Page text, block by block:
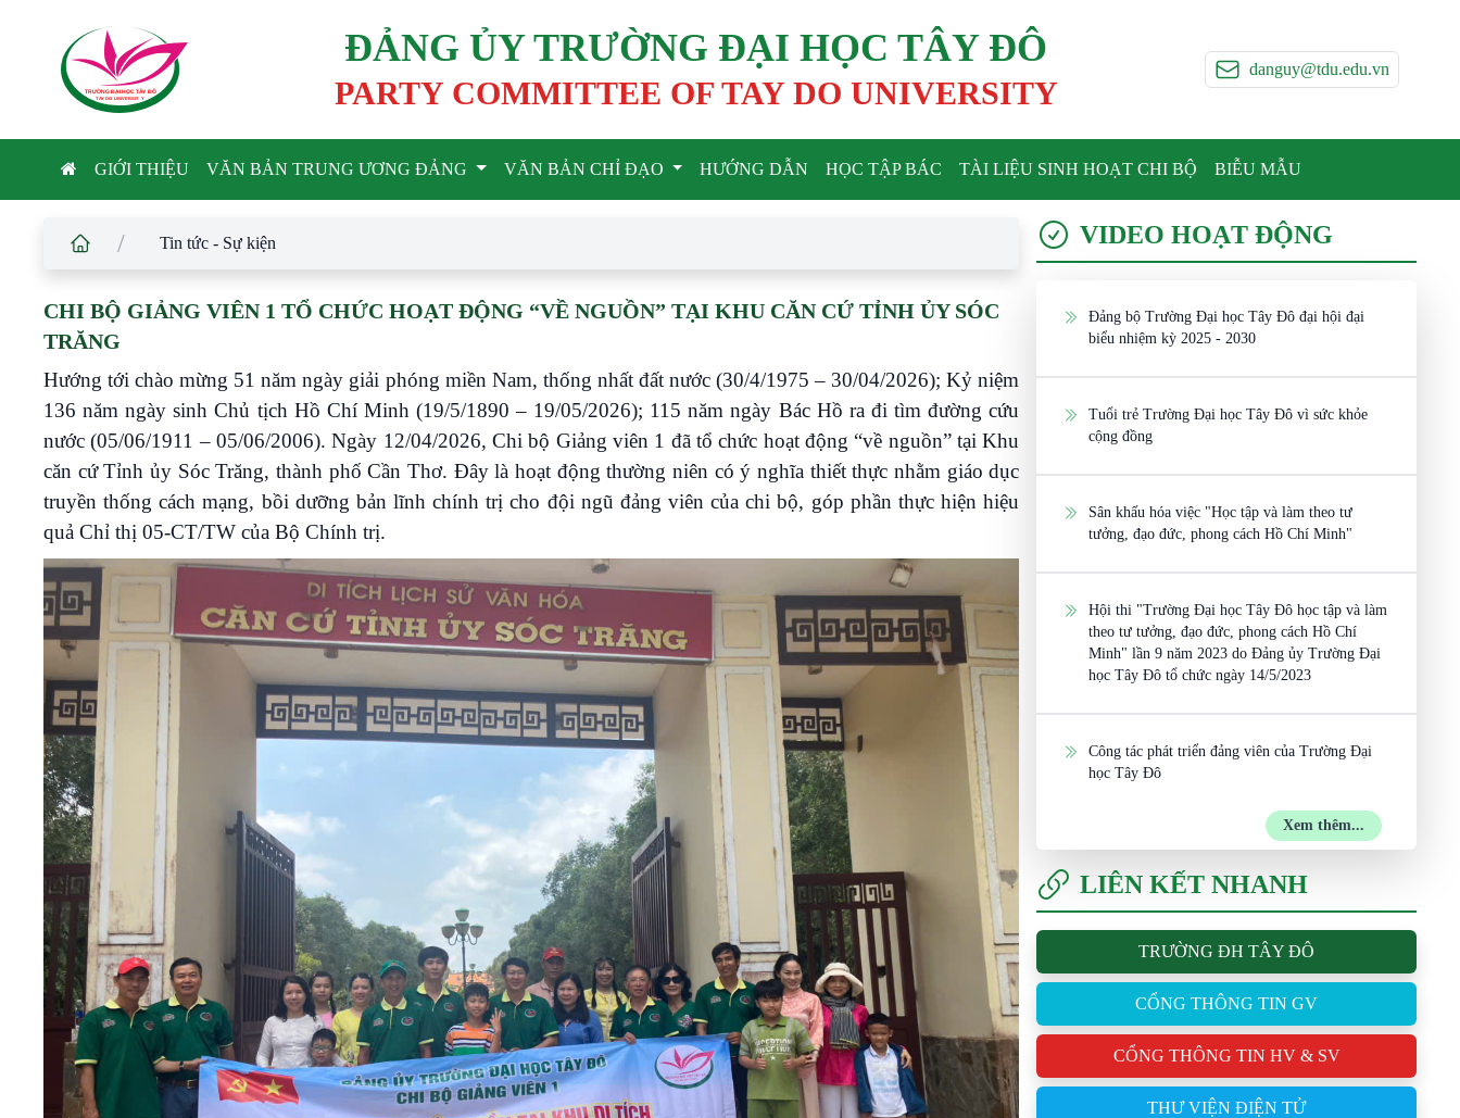
TRƯỜNG ĐẠI HỌC TÂY ĐÔ
TAY DO UNIVERSIT Y
ĐẢNG ỦY TRƯỜNG ĐẠI HỌC TÂY ĐÔ
PARTY COMMITTEE OF TAY DO UNIVERSITY
danguy@tdu.edu.vn
GIỚI THIỆU VĂN BẢN TRUNG ƯƠNG ĐẢNG VĂN BẢN CHỈ ĐẠO HƯỚNG DẪN HỌC TẬP BÁC TÀI LIỆU SINH HOẠT CHI BỘ BIỄU MẪU
/ Tin tức - Sự kiện
CHI BỘ GIẢNG VIÊN 1 TỔ CHỨC HOẠT ĐỘNG “VỀ NGUỒN” TẠI KHU CĂN CỨ TỈNH ỦY SÓC
TRĂNG
Hướng tới chào mừng 51 năm ngày giải phóng miền Nam, thống nhất đất nước (30/4/1975 – 30/04/2026); Kỷ niệm
136 năm ngày sinh Chủ tịch Hồ Chí Minh (19/5/1890 – 19/05/2026); 115 năm ngày Bác Hồ ra đi tìm đường cứu
nước (05/06/1911 – 05/06/2006). Ngày 12/04/2026, Chi bộ Giảng viên 1 đã tổ chức hoạt động “về nguồn” tại Khu
căn cứ Tỉnh ủy Sóc Trăng, thành phố Cần Thơ. Đây là hoạt động thường niên có ý nghĩa thiết thực nhằm giáo dục
truyền thống cách mạng, bồi dưỡng bản lĩnh chính trị cho đội ngũ đảng viên của chi bộ, góp phần thực hiện hiệu
quả Chỉ thị 05-CT/TW của Bộ Chính trị.
VIDEO HOẠT ĐỘNG
Đảng bộ Trường Đại học Tây Đô đại hội đại
biểu nhiệm kỳ 2025 - 2030
Tuổi trẻ Trường Đại học Tây Đô vì sức khỏe
cộng đồng
Sân khấu hóa việc "Học tập và làm theo tư
tưởng, đạo đức, phong cách Hồ Chí Minh"
Hội thi "Trường Đại học Tây Đô học tập và làm
theo tư tưởng, đạo đức, phong cách Hồ Chí
Minh" lần 9 năm 2023 do Đảng ủy Trường Đại
học Tây Đô tổ chức ngày 14/5/2023
Công tác phát triển đảng viên của Trường Đại
học Tây Đô
Xem thêm...
LIÊN KẾT NHANH
TRƯỜNG ĐH TÂY ĐÔ
CỔNG THÔNG TIN GV
CỔNG THÔNG TIN HV & SV
THƯ VIỆN ĐIỆN TỬ